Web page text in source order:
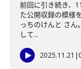
前回に引き続き、
た公開収録の模様
っちのけんと さん
して...
2025.11.21 |